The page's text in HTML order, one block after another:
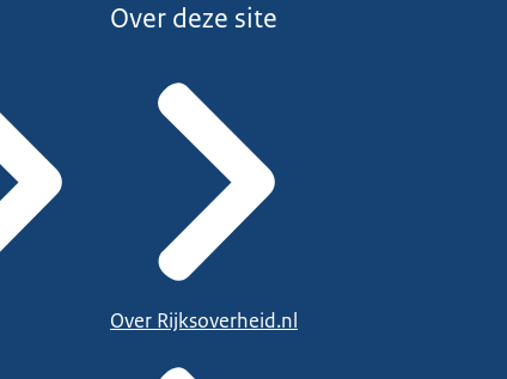
Over deze site
Over Rijksoverheid.nl